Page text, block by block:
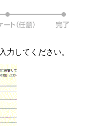
力してください。